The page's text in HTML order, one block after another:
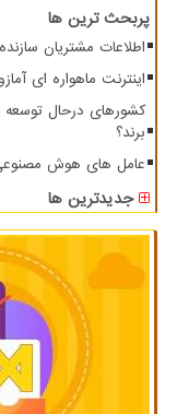
پربحث ترین ها
اطلاعات مشتریان
اینترنت ماهواره ای
کشورهای درحال
برند؟
عامل های هوش
جدیدترین ها